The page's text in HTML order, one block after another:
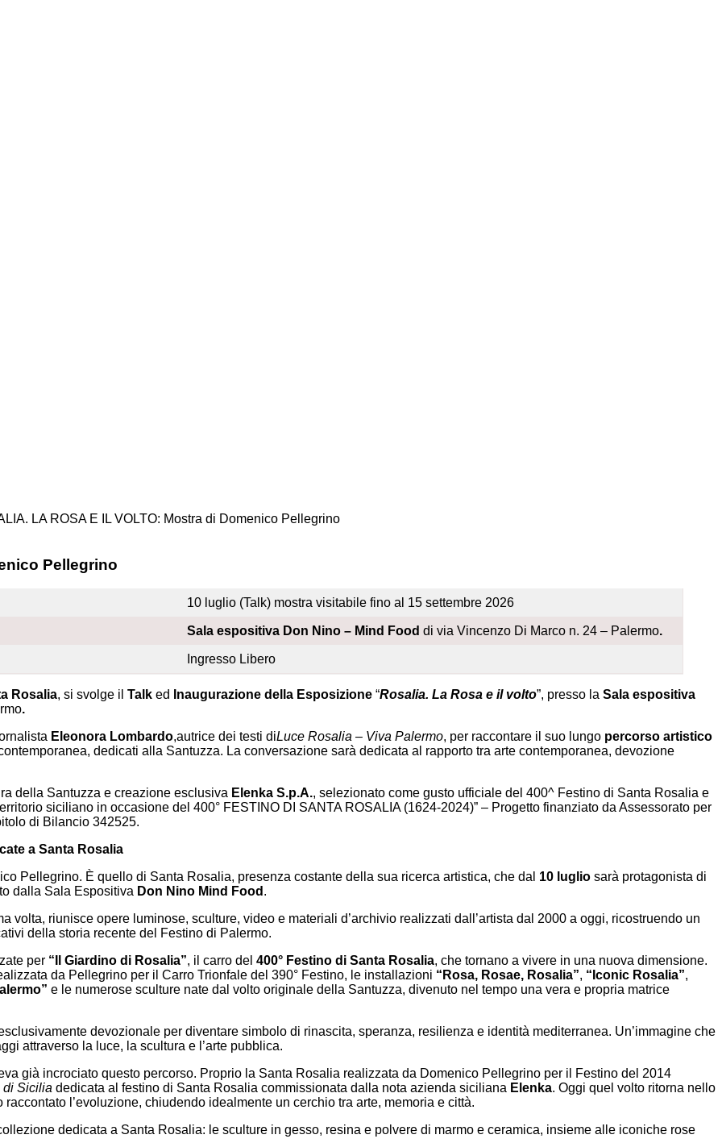
LA ROSA E IL VOLTO: Mostra di Domenico Pellegrino
Pellegrino
10 luglio (Talk) mostra visitabile fino al 15 settembre 2026
Sala espositiva Don Nino – Mind Food di via Vincenzo Di Marco n. 24 – Palermo.
Ingresso Libero
Rosalia, si svolge il Talk ed Inaugurazione della Esposizione “Rosalia. La Rosa e il volto”, presso la Sala espositiva
.
Eleonora Lombardo,autrice dei testi diLuce Rosalia – Viva Palermo, per raccontare il suo lungo percorso artistico
dedicati alla Santuzza. La conversazione sarà dedicata al rapporto tra arte contemporanea, devozione
della Santuzza e creazione esclusiva Elenka S.p.A., selezionato come gusto ufficiale del 400^ Festino di Santa Rosalia e
siciliano in occasione del 400° FESTINO DI SANTA ROSALIA (1624-2024)” – Progetto finanziato da Assessorato per
di Bilancio 342525.
a Santa Rosalia
Pellegrino. È quello di Santa Rosalia, presenza costante della sua ricerca artistica, che dal 10 luglio sarà protagonista di
dalla Sala Espositiva Don Nino Mind Food .
volta, riunisce opere luminose, sculture, video e materiali d’archivio realizzati dall’artista dal 2000 a oggi, ricostruendo un
della storia recente del Festino di Palermo.
per “Il Giardino di Rosalia”, il carro del 400° Festino di Santa Rosalia, che tornano a vivere in una nuova dimensione.
da Pellegrino per il Carro Trionfale del 390° Festino, le installazioni “Rosa, Rosae, Rosalia”, “Iconic Rosalia”,
e le numerose sculture nate dal volto originale della Santuzza, divenuto nel tempo una vera e propria matrice
devozionale per diventare simbolo di rinascita, speranza, resilienza e identità mediterranea. Un’immagine che
attraverso la luce, la scultura e l’arte pubblica.
già incrociato questo percorso. Proprio la Santa Rosalia realizzata da Domenico Pellegrino per il Festino del 2014
di Sicilia dedicata al festino di Santa Rosalia commissionata dalla nota azienda siciliana Elenka. Oggi quel volto ritorna nello
l’evoluzione, chiudendo idealmente un cerchio tra arte, memoria e città.
dedicata a Santa Rosalia: le sculture in gesso, resina e polvere di marmo e ceramica, insieme alle iconiche rose